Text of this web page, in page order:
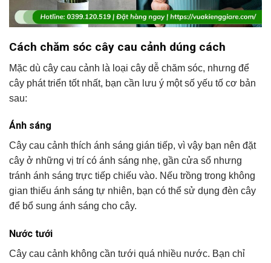
Cách chăm sóc cây cau cảnh dúng cách
Mặc dù cây cau cảnh là loại cây dễ chăm sóc, nhưng để
cây phát triển tốt nhất, bạn cần lưu ý một số yếu tố cơ bản
sau:
Ánh sáng
Cây cau cảnh thích ánh sáng gián tiếp, vì vậy bạn nên đặt
cây ở những vị trí có ánh sáng nhẹ, gần cửa sổ nhưng
tránh ánh sáng trực tiếp chiếu vào. Nếu trồng trong không
gian thiếu ánh sáng tự nhiên, bạn có thể sử dụng đèn cây
để bổ sung ánh sáng cho cây.
Nước tưới
Cây cau cảnh không cần tưới quá nhiều nước. Bạn chỉ